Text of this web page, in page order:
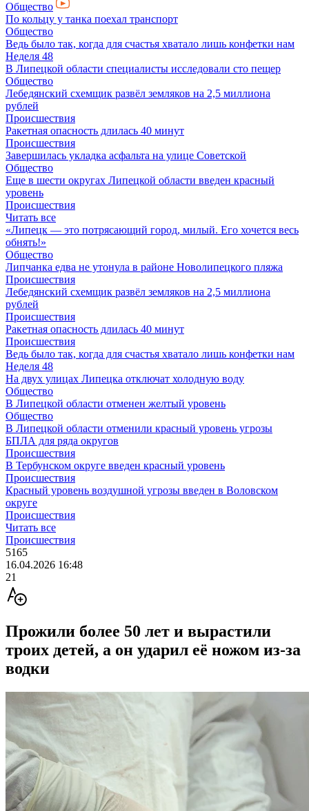
Общество
По кольцу у танка поехал транспорт
Общество
Ведь было так, когда для счастья хватало лишь конфетки нам
Неделя 48
В Липецкой области специалисты исследовали сто пещер
Общество
Лебедянский схемщик развёл земляков на 2,5 миллиона
рублей
Происшествия
Ракетная опасность длилась 40 минут
Происшествия
Завершилась укладка асфальта на улице Советской
Общество
Еще в шести округах Липецкой области введен красный
уровень
Происшествия
Читать все
«Липецк — это потрясающий город, милый. Его хочется весь
обнять!»
Общество
Липчанка едва не утонула в районе Новолипецкого пляжа
Происшествия
Лебедянский схемщик развёл земляков на 2,5 миллиона
рублей
Происшествия
Ракетная опасность длилась 40 минут
Происшествия
Ведь было так, когда для счастья хватало лишь конфетки нам
Неделя 48
На двух улицах Липецка отключат холодную воду
Общество
В Липецкой области отменен желтый уровень
Общество
В Липецкой области отменили красный уровень угрозы
БПЛА для ряда округов
Происшествия
В Тербунском округе введен красный уровень
Происшествия
Красный уровень воздушной угрозы введен в Воловском
округе
Происшествия
Читать все
Происшествия
5165
16.04.2026 16:48
21
Прожили более 50 лет и вырастили
троих детей, а он ударил её ножом из-за
водки